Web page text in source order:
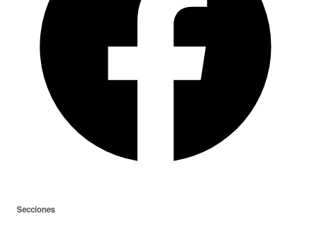
Secciones